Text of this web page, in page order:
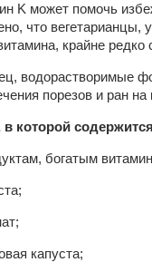
K может помочь
что
крайне
водорастворимые
порезов и ран на
которой
богатым
капуста;